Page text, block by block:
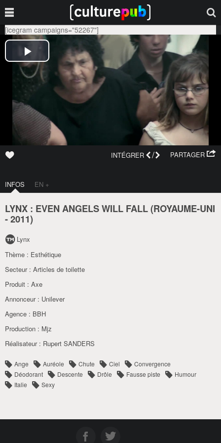
[icegram campaigns="52267"]
PARTAGER
INTÉGRER /
INFOS EN +
LYNX : EVEN ANGELS WILL FALL (ROYAUME-UNI
-2011)
Lynx
Thème : Esthétique
Secteur : Articles de toilette
Produit : Axe
Annonceur : Unilever
Agence : BBH
Production : Mjz
Réalisateur : Rupert SANDERS
Ange Auréole Chute Ciel
Convergence
Déodorant
Descente Drôle Fausse piste
Humour
Italie
Sexy